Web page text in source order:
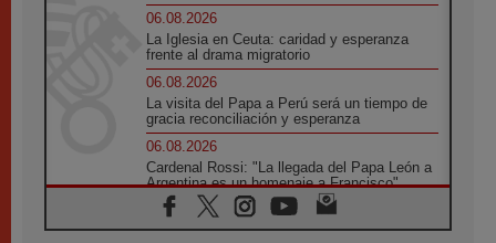
06.08.2026
La Iglesia en Ceuta: caridad y esperanza
frente al drama migratorio
06.08.2026
La visita del Papa a Perú será un tiempo de
gracia reconciliación y esperanza
06.08.2026
Cardenal Rossi: "La llegada del Papa León a
Argentina es un homenaje a Francisco"
06.08.2026
En Asís, León XIV invita a los jóvenes a